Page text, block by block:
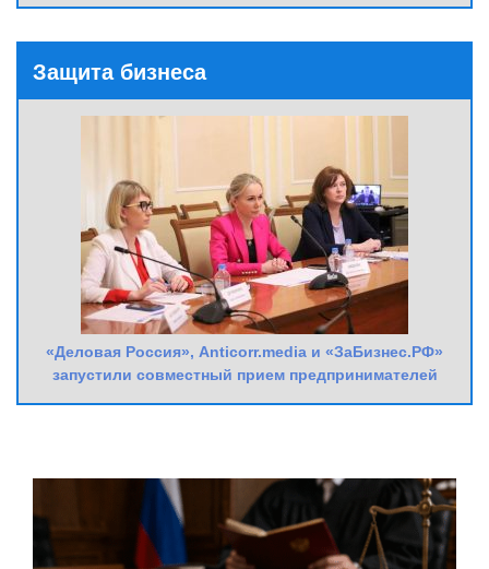
Защита бизнеса
«Деловая Россия», Anticorr.media и «ЗаБизнес.РФ»
запустили совместный прием предпринимателей